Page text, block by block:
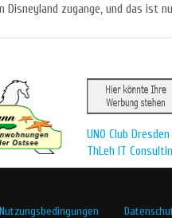
Disneyland zugange, und das ist
UNO Club Dresden
ThLeh IT